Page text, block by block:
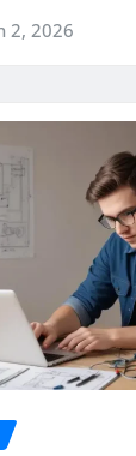
2, 2026